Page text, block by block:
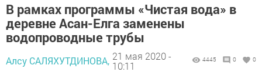
В рамках программы «Чистая вода» в
деревне Асан-Елга заменены
водопроводные трубы
Алсу САЛЯХУТДИНОВА, 21 мая 2020 -
10:11
4445 0 0